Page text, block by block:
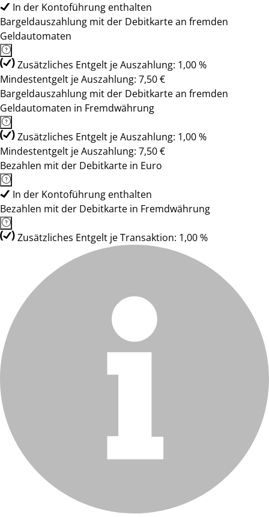
In der Kontoführung enthalten
Bargeldauszahlung mit der Debitkarte an fremden
Geldautomaten
Zusätzliches Entgelt je Auszahlung: 1,00 %
Mindestentgelt je Auszahlung: 7,50 €
Bargeldauszahlung mit der Debitkarte an fremden
Geldautomaten in Fremdwährung
Zusätzliches Entgelt je Auszahlung: 1,00 %
Mindestentgelt je Auszahlung: 7,50 €
Bezahlen mit der Debitkarte in Euro
In der Kontoführung enthalten
Bezahlen mit der Debitkarte in Fremdwährung
Zusätzliches Entgelt je Transaktion: 1,00 %